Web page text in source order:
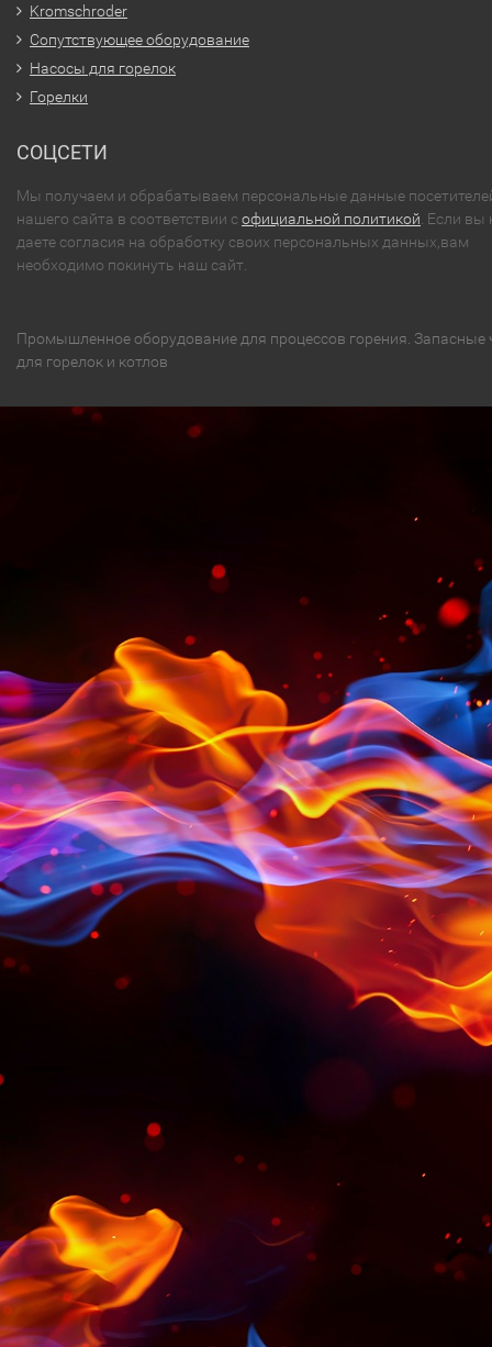
Kromschroder
Сопутствующее оборудование
Насосы для горелок
Горелки
СОЦСЕТИ
Мы получаем и обрабатываем персональные данные
нашего сайта в соответствии софициальной политикой . Если вы
даете согласия на обработку своих персональных данных,вам
необходимо покинуть наш сайт.
Промышленное оборудование для процессов горения. Запасные
для горелок и котлов